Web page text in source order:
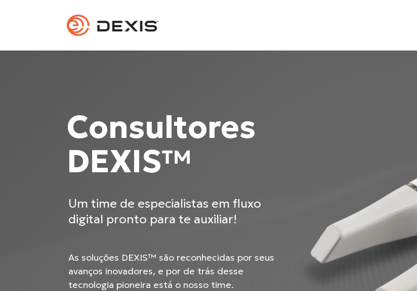
Um time de especialistas em fluxo
digital pronto para te auxiliar!
Consultores
DEXIS™
As soluções DEXIS™ são reconhecidas por seus
avanços inovadores, e por de trás desse
tecnologia pioneira está o nosso time.